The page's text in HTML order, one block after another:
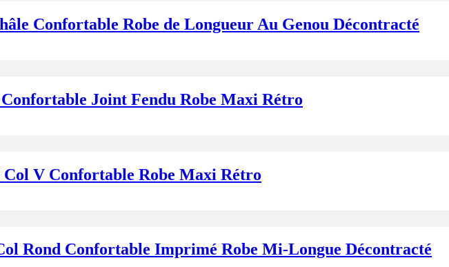
Confortable Robe de Longueur Au Genou Décontracté
Joint Fendu Robe Maxi Rétro
Col V Confortable Robe Maxi Rétro
Rond Confortable Imprimé Robe Mi-Longue Décontracté